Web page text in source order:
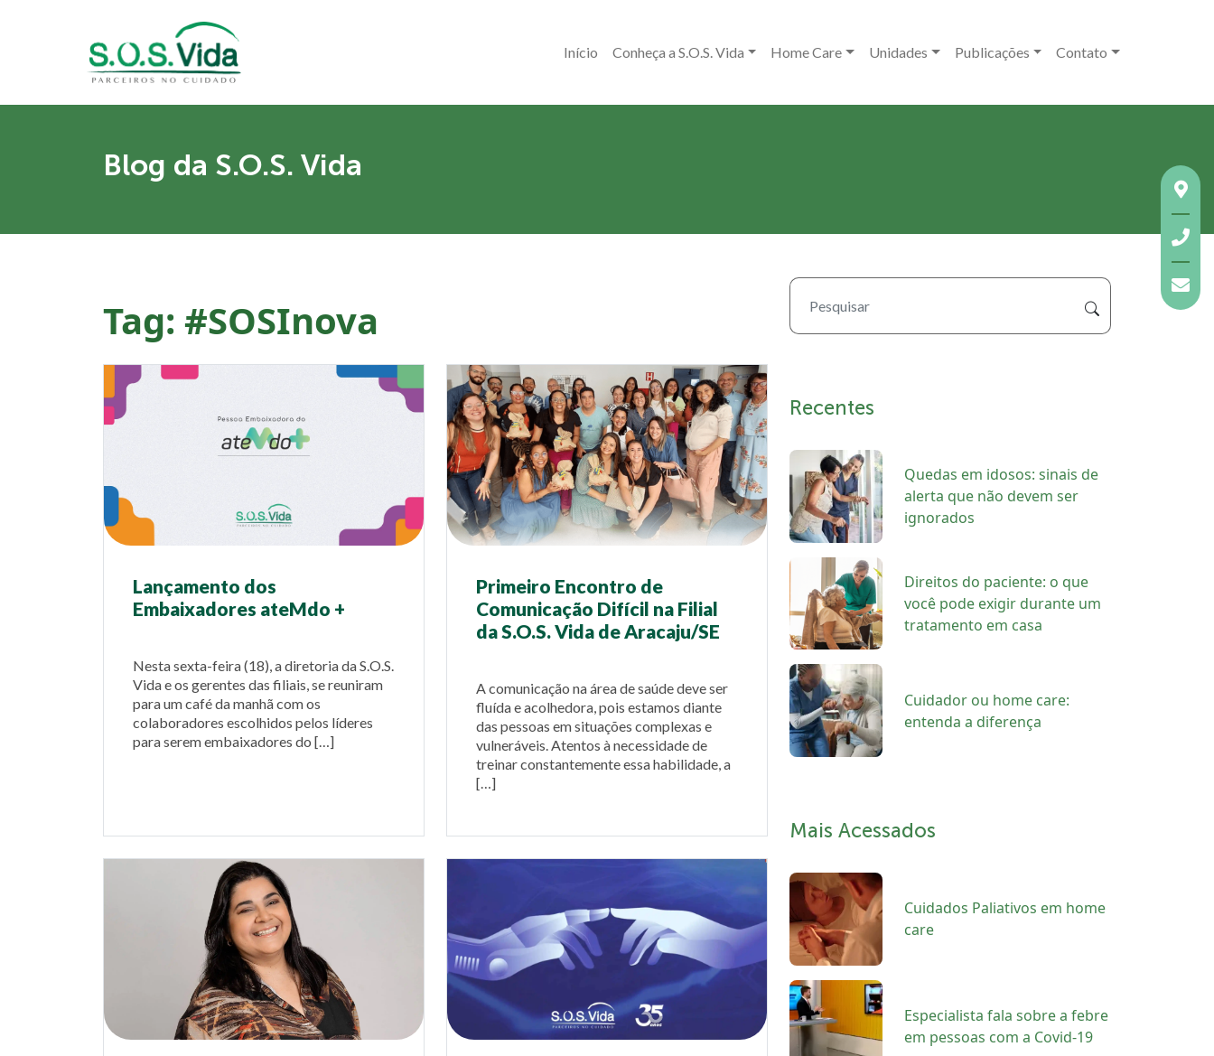
Início Conheça a S.O.S. Vida Home Care Unidades Publicações Contato
Blog da S.O.S. Vida
Tag: #SOSInova
Lançamento dos
Embaixadores ateMdo +
Nesta sexta-feira (18), a diretoria da S.O.S.
Vida e os gerentes das filiais, se reuniram
para um café da manhã com os
colaboradores escolhidos pelos líderes
para serem embaixadores do […]
Primeiro Encontro de
Comunicação Difícil na Filial
da S.O.S. Vida de Aracaju/SE
A comunicação na área de saúde deve ser
fluída e acolhedora, pois estamos diante
das pessoas em situações complexas e
vulneráveis. Atentos à necessidade de
treinar constantemente essa habilidade, a
[…]
Recentes
Quedas em idosos: sinais de
alerta que não devem ser
ignorados
Direitos do paciente: o que
você pode exigir durante um
tratamento em casa
Cuidador ou home care:
entenda a diferença
Mais Acessados
Cuidados Paliativos em home
care
Especialista fala sobre a febre
em pessoas com a Covid-19